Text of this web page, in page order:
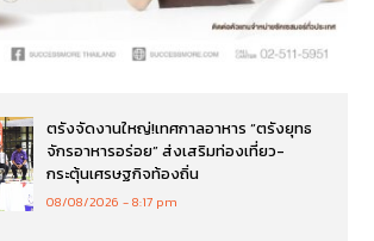
ตรังจัดงานใหญ่!เทศกาลอาหาร “ตรังยุทธ
จักรอาหารอร่อย” ส่งเสริมท่องเที่ยว-
กระตุ้นเศรษฐกิจท้องถิ่น
08/08/2026 8:17 pm